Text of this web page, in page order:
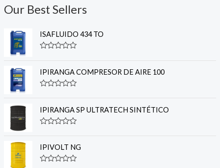
Our Best Sellers
ISAFLUIDO 434 TO
t
e
d
t
o
f
IPIRANGA COMPRESOR DE AIRE 100
t
e
d
t
o
f
IPIRANGA SP ULTRATECH SINTÉTICO
t
e
d
IPIVOLT NG